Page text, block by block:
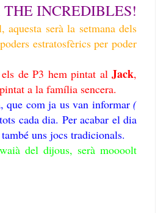
THE INCREDIBLES!
serà la setmana dels
estratosfèrics per poder
de P3 hem pintat al Jack,
a la família sencera.
que com ja us van informar (
cada dia. Per acabar el dia
uns jocs tradicionals.
del dijous, serà moooolt